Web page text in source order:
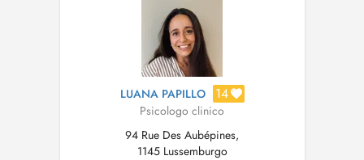
LUANA PAPILLO 14
Psicologo clinico
94 Rue Des Aubépines,
1145 Lussemburgo